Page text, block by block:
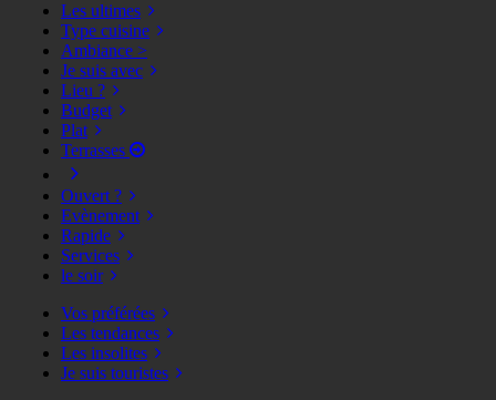
Les ultimes
Type cuisine
Ambiance >
Je suis avec
Lieu ?
Budget
Plat
Terrasses
Ouvert ?
Evènement
Rapide
Services
le soir
Vos préférées
Les tendances
Les insolites
Je suis touristes